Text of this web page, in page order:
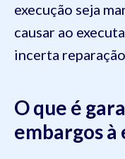
execução seja
causar ao
incerta
O que é
embargos à